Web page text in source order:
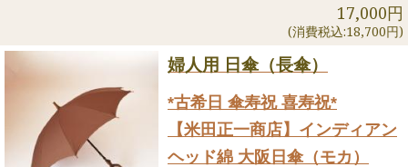
17,000円
(消費税込:18,700円)
婦人用 日傘（長傘）
*古希日 傘寿祝 喜寿祝*
【米田正一商店】インディアン
ヘッド綿 大阪日傘（モカ）